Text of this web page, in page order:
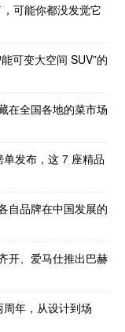
可能你都没发觉它
可变大空间 SUV”的
在全国各地的菜市场
发布，这 7 座精品
自品牌在中国发展的
开、爱马仕推出巴赫
年，从设计到场